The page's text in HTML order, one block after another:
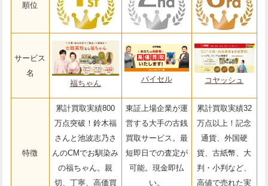
順位
サービス
名
福ちゃん
バイセル コヤッシュ
特徴
累計買取実績800
万点突破！鈴木福
さんと池波志乃さ
んのCMでお馴染み
の福ちゃん。親
切、丁寧、高価買
東証上場企業が運
営する大手の古銭
買取サービス。最
短即日での査定が
可能。現金即払
い。
累計買取実績32
万点以上！記念
通貨、外国硬
貨、古紙幣、大
判・小判など、
高値で売れた実